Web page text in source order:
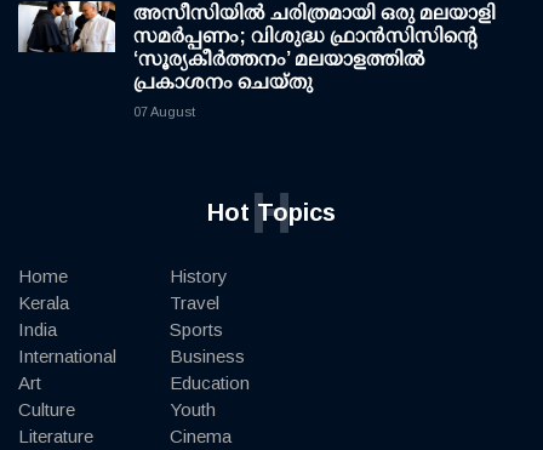
അസീസിയിൽ ചരിത്രമായി ഒരു മലയാളി
സമർപ്പണം; വിശുദ്ധ ഫ്രാൻസിസിന്റെ
‘സൂര്യകീർത്തനം’ മലയാളത്തിൽ
പ്രകാശനം ചെയ്തു
07 August
Hot Topics
H
Home
Kerala
India
International
Art
Culture
Literature
History
Travel
Sports
Business
Education
Youth
Cinema